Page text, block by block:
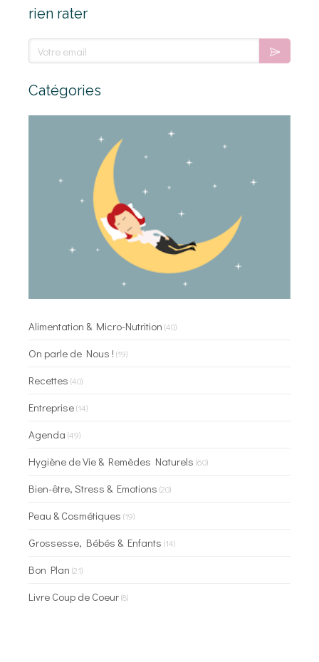
rien rater
Votre email
Catégories
Alimentation & Micro-Nutrition (40)
On parle de Nous ! (19)
Recettes (40)
Entreprise(14)
Agenda (49)
Hygiène de Vie & Remèdes Naturels (60)
Bien-être, Stress & Emotions (20)
Peau & Cosmétiques (19)
Grossesse, Bébés & Enfants (14)
Bon Plan (21)
Livre Coup de Coeur(8)